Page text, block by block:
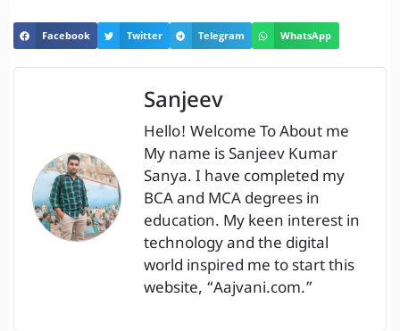
Facebook Twitter Telegram WhatsApp
Sanjeev
Hello! Welcome To About me
My name is Sanjeev Kumar
Sanya. I have completed my
BCA and MCA degrees in
education. My keen interest in
technology and the digital
world inspired me to start this
website, “Aajvani.com.”